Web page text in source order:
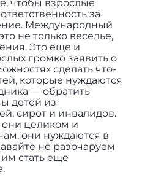
чтобы взрослые
за
Международный
не только веселье,
Это еще и
громко заявить о
сделать что-
которые нуждаются
— обратить
детей из
сирот и инвалидов.
они целиком и
они нуждаются в
не разочаруем
стать еще